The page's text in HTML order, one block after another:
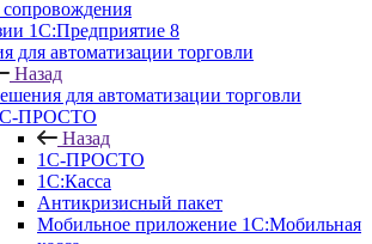
сопровождения
1С:Предприятие 8
для автоматизации торговли
Назад
для автоматизации торговли
ПРОСТО
Назад
1С-ПРОСТО
1С:Касса
Антикризисный пакет
Мобильное приложение 1С:Мобильная